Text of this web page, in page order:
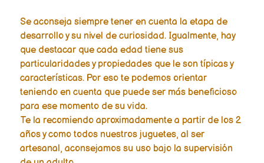
Se aconseja siempre tener en cuenta la etapa de
desarrollo y su nivel de curiosidad. Igualmente, hay
que destacar que cada edad tiene sus
particularidades y propiedades que le son típicas y
características. Por eso te podemos orientar
teniendo en cuenta que puede ser más beneficioso
para ese momento de su vida.
Te la recomiendo aproximadamente a partir de los 2
años y como todos nuestros juguetes, al ser
artesanal, aconsejamos su uso bajo la supervisión